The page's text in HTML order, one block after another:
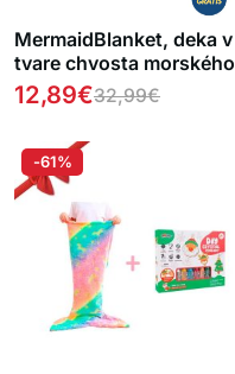
MermaidBlanket, deka v
tvare chvosta morského
dieťaťa 1 + 1 ZADARMO
12,89€32,99€
-61%